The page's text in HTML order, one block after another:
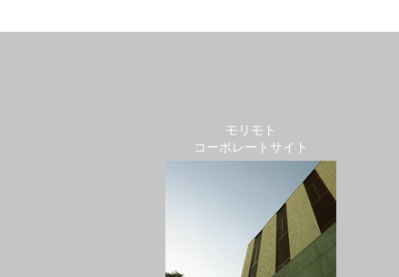
モリモト
コーポレートサイト